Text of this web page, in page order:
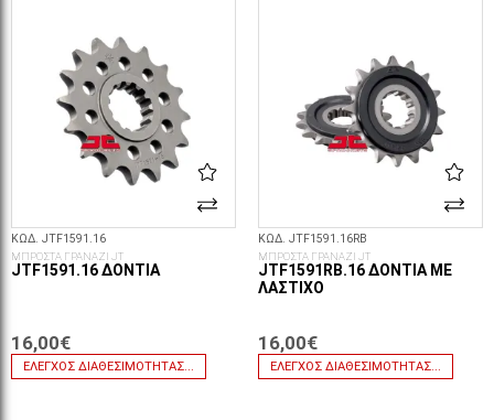
ΚΩΔ. JTF1591.16
ΜΠΡΟΣΤΑ ΓΡΑΝΑΖΙ JT
JTF1591.16 ΔΌΝΤΙΑ
16,00€
ΈΛΕΓΧΟΣ ΔΙΑΘΕΣΙΜΌΤΗΤΑΣ...
ΚΩΔ. JTF1591.16RB
ΜΠΡΟΣΤΑ ΓΡΑΝΑΖΙ JT
JTF1591RB.16 ΔΌΝΤΙΑ ΜΕ
ΛΆΣΤΙΧΟ
16,00€
ΈΛΕΓΧΟΣ ΔΙΑΘΕΣΙΜΌΤΗΤΑΣ...